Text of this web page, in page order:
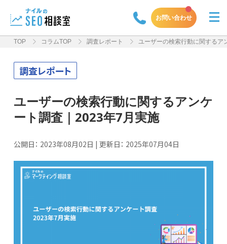
お問い合わせ
TOP コラムTOP 調査レポート ユーザーの検索行動に関するア
調査レポート
ユーザーの検索行動に関するアンケ
ート調査｜2023年7月実施
公開日： 2023年08月02日 | 更新日： 2025年07月04日